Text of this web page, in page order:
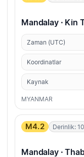
Mandalay · Kin
Zaman (UTC)
Koordinatlar
Kaynak
MYANMAR
M4.2 Derinlik:
Mandalay ·